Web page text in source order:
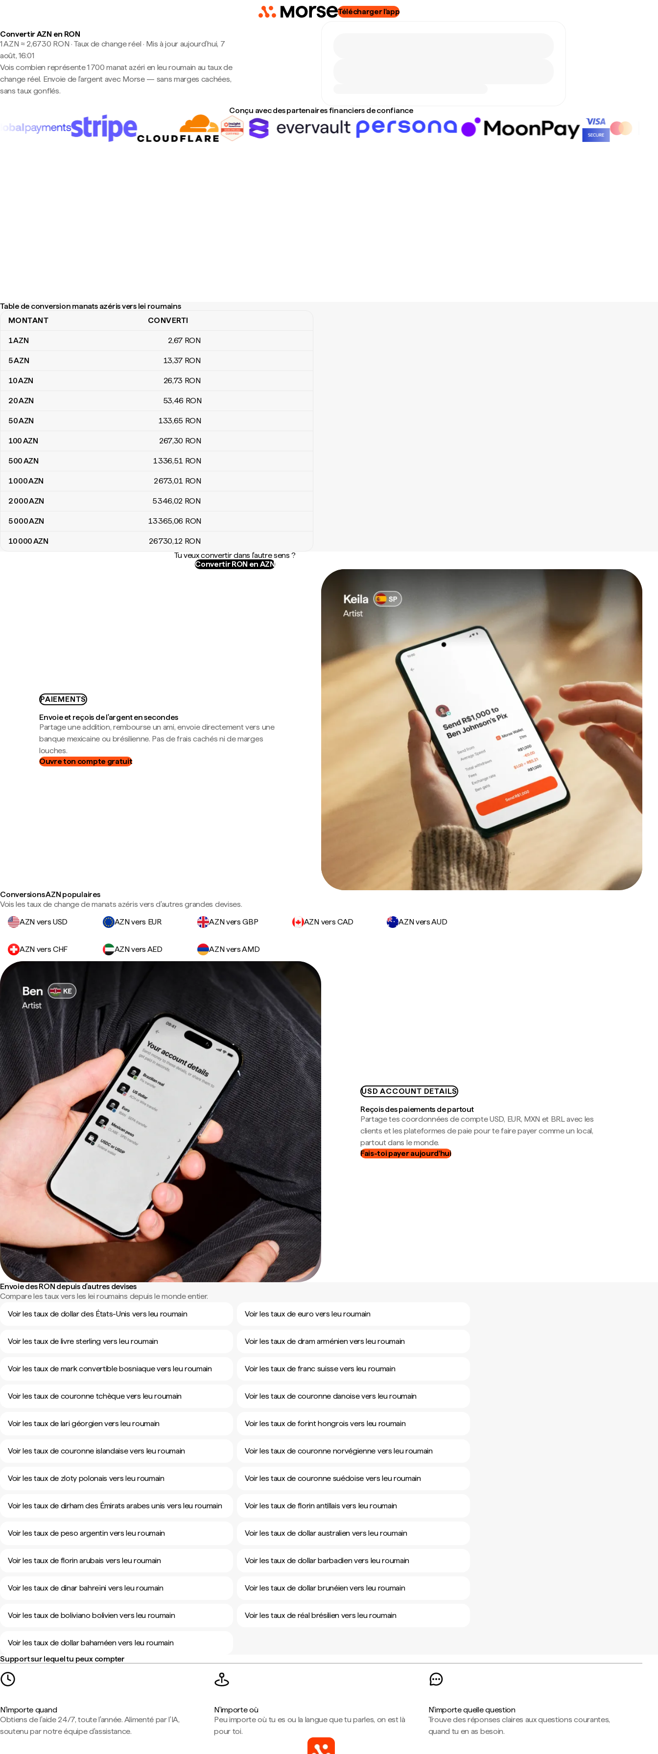
Télécharger l'app
Convertir AZN en RON
1 AZN ≈ 2,6730 RON · Taux de change réel · Mis à jour aujourd’hui, 7
août, 16:01
Vois combien représente 1 700 manat azéri en leu roumain au taux de
change réel. Envoie de l'argent avec Morse — sans marges cachées,
sans taux gonflés.
Conçu avec des partenaires financiers de confiance
Table de conversion manats azéris vers lei roumains
Table de conversion manats azéris vers lei roumains
MONTANT CONVERTI
1AZN 2,67 RON
5AZN 13,37 RON
10AZN 26,73 RON
20AZN 53,46 RON
50AZN 133,65 RON
100AZN 267,30 RON
500AZN 1 336,51 RON
1 000AZN 2 673,01 RON
2 000AZN 5 346,02 RON
5 000AZN 13 365,06 RON
10 000AZN 26 730,12 RON
Tu veux convertir dans l'autre sens ?
Convertir RON en AZN
PAIEMENTS
Envoie et reçois de l'argent en secondes
Partage une addition, rembourse un ami, envoie directement vers une
banque mexicaine ou brésilienne. Pas de frais cachés ni de marges
louches.
Ouvre ton compte gratuit
Conversions AZN populaires
Vois les taux de change de manats azéris vers d'autres grandes devises.
AZN vers USD
AZN vers EUR AZN vers GBP AZN vers CAD AZN vers AUD
AZN vers CHF AZN vers AED AZN vers AMD
USD ACCOUNT DETAILS
Reçois des paiements de partout
Partage tes coordonnées de compte USD, EUR, MXN et BRL avec les
clients et les plateformes de paie pour te faire payer comme un local,
partout dans le monde.
Fais-toi payer aujourd'hui
Envoie des RON depuis d'autres devises
Compare les taux vers les lei roumains depuis le monde entier.
Voir les taux de dollar des États-Unis vers leu roumain
Voir les taux de euro vers leu roumain
Voir les taux de livre sterling vers leu roumain Voir les taux de dram arménien vers leu roumain
Voir les taux de mark convertible bosniaque vers leu roumain Voir les taux de franc suisse vers leu roumain
Voir les taux de couronne tchèque vers leu roumain Voir les taux de couronne danoise vers leu roumain
Voir les taux de lari géorgien vers leu roumain Voir les taux de forint hongrois vers leu roumain
Voir les taux de couronne islandaise vers leu roumain Voir les taux de couronne norvégienne vers leu roumain
Voir les taux de zloty polonais vers leu roumain Voir les taux de couronne suédoise vers leu roumain
Voir les taux de dirham des Émirats arabes unis vers leu roumain Voir les taux de florin antillais vers leu roumain
Voir les taux de peso argentin vers leu roumain Voir les taux de dollar australien vers leu roumain
Voir les taux de florin arubais vers leu roumain Voir les taux de dollar barbadien vers leu roumain
Voir les taux de dinar bahreïni vers leu roumain Voir les taux de dollar brunéien vers leu roumain
Voir les taux de boliviano bolivien vers leu roumain Voir les taux de réal brésilien vers leu roumain
Voir les taux de dollar bahaméen vers leu roumain
Support sur lequel tu peux compter
N'importe quand
Obtiens de l'aide 24/7, toute l'année. Alimenté par l'IA,
soutenu par notre équipe d'assistance.
N'importe où
Peu importe où tu es ou la langue que tu parles, on est là
pour toi.
N'importe quelle question
Trouve des réponses claires aux questions courantes,
quand tu en as besoin.